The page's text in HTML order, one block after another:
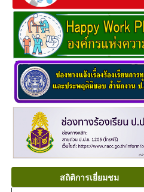
สถิติการเยี่ยมชม